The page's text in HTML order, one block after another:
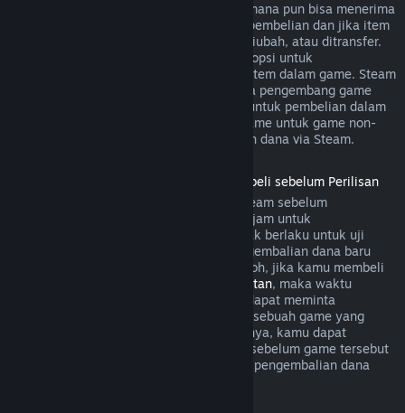
Pembelian dalam game dari game Valve mana pun bisa menerima
pengembalian dana dalam 48 jam sejak pembelian dan jika item
dalam game tersebut belum digunakan, diubah, atau ditransfer.
Pengembang pihak ketiga akan memiliki opsi untuk
mengaktifkan pengembalian dana untuk item dalam game. Steam
akan memberitahumu saat pembelian jika pengembang game
menonaktifkan opsi pengembalian dana untuk pembelian dalam
game. Secara umum, pembelian dalam game untuk game non-
Valve tidak bisa melakukan pengembalian dana via Steam.
Pengembalian Dana untuk Game yang Dibeli sebelum Perilisan
Ketika kamu membeli sebuah game di Steam sebelum
perilisannya, aturan bermain selama dua jam untuk
pengembalian dana akan diterapkan (tidak berlaku untuk uji
beta). Namun, periode 14 hari untuk pengembalian dana baru
dimulai sejak produk dirilis. Sebagai contoh, jika kamu membeli
Akses Lanjutan, maka waktu
bermain dua jam akan diterapkan untuk dapat meminta
pengembalian dana. Jika kamu pre-order sebuah game yang
tidak dapat dimainkan sebelum perilisannya, kamu dapat
meminta pengembalian dana kapan saja sebelum game tersebut
dirilis, dan periode 14 hari/dua jam untuk pengembalian dana